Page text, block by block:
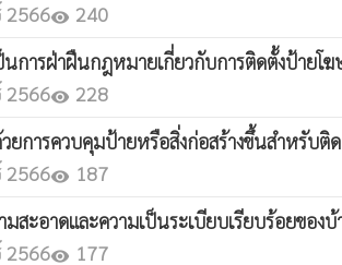
2566visibility 240
นการฝ่าฝืนกฎหมายเกี่ยวกับการติดตั้งป้าย
2566visibility 228
วยการควบคุมป้ายหรือสิ่งก่อสร้างขึ้นสำหรับ
2566visibility 187
สะอาดและความเป็นระเบียบเรียบร้อยขอ
2566visibility 177